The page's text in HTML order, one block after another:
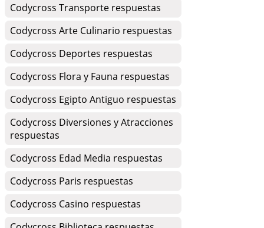
Codycross Transporte respuestas
Codycross Arte Culinario respuestas
Codycross Deportes respuestas
Codycross Flora y Fauna respuestas
Codycross Egipto Antiguo respuestas
Codycross Diversiones y Atracciones
respuestas
Codycross Edad Media respuestas
Codycross Paris respuestas
Codycross Casino respuestas